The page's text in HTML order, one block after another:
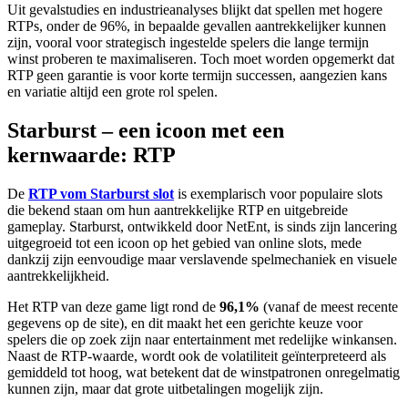
Uit gevalstudies en industrieanalyses blijkt dat spellen met hogere
RTPs, onder de 96%, in bepaalde gevallen aantrekkelijker kunnen
zijn, vooral voor strategisch ingestelde spelers die lange termijn
winst proberen te maximaliseren. Toch moet worden opgemerkt dat
RTP geen garantie is voor korte termijn successen, aangezien kans
en variatie altijd een grote rol spelen.
Starburst – een icoon met een
kernwaarde: RTP
De RTP vom Starburst slot is exemplarisch voor populaire slots
die bekend staan om hun aantrekkelijke RTP en uitgebreide
gameplay. Starburst, ontwikkeld door NetEnt, is sinds zijn lancering
uitgegroeid tot een icoon op het gebied van online slots, mede
dankzij zijn eenvoudige maar verslavende spelmechaniek en visuele
aantrekkelijkheid.
Het RTP van deze game ligt rond de 96,1% (vanaf de meest recente
gegevens op de site), en dit maakt het een gerichte keuze voor
spelers die op zoek zijn naar entertainment met redelijke winkansen.
Naast de RTP-waarde, wordt ook de volatiliteit geïnterpreteerd als
gemiddeld tot hoog, wat betekent dat de winstpatronen onregelmatig
kunnen zijn, maar dat grote uitbetalingen mogelijk zijn.